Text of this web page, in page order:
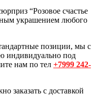
“Розовое счастье
украшением любого
позиции, мы с
индивидуально под
нам по тел +7999 242-
заказать с доставкой